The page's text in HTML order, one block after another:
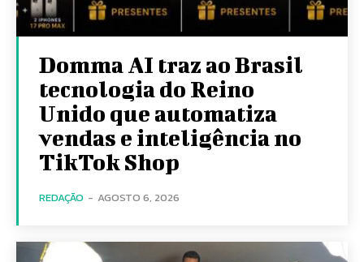
Domma AI traz ao Brasil
tecnologia do Reino
Unido que automatiza
vendas e inteligência no
TikTok Shop
REDAÇÃO - AGOSTO 6, 2026